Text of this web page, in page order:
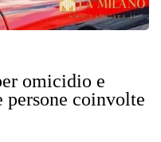
omicidio e
coinvolte